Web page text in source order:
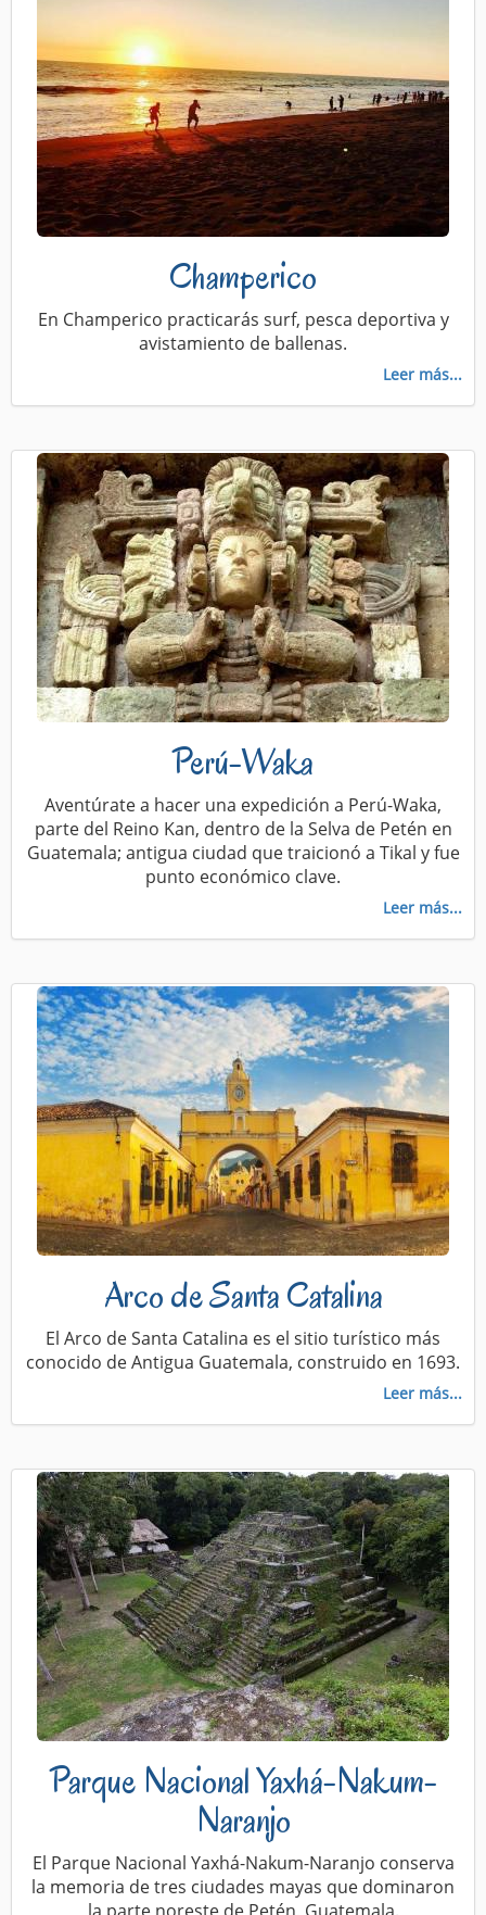
Champerico
En Champerico practicarás surf, pesca deportiva y
avistamiento de ballenas.
Leer más...
Perú-Waka
Aventúrate a hacer una expedición a Perú-Waka,
parte del Reino Kan, dentro de la Selva de Petén en
Guatemala; antigua ciudad que traicionó a Tikal y fue
punto económico clave.
Leer más...
Arco de Santa Catalina
El Arco de Santa Catalina es el sitio turístico más
conocido de Antigua Guatemala, construido en 1693.
Leer más...
Parque Nacional Yaxhá-Nakum-
Naranjo
El Parque Nacional Yaxhá-Nakum-Naranjo conserva
la memoria de tres ciudades mayas que dominaron